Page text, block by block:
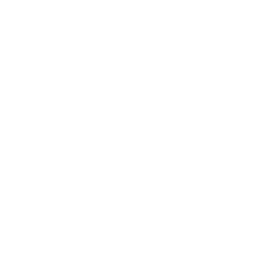
devoluções e mais.
e solicite devoluções.